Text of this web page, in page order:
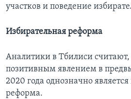
участков и поведение
Избирательная реформа
Аналитики в Тбилиси
позитивным явлением в
2020 года однозначно
реформа.